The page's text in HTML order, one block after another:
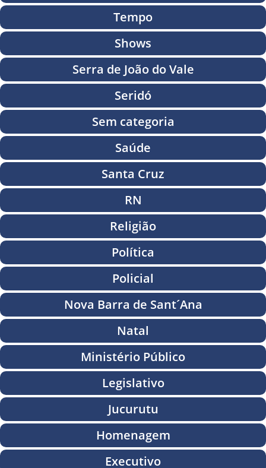
Tempo
Shows
Serra de João do Vale
Seridó
Sem categoria
Saúde
Santa Cruz
RN
Religião
Política
Policial
Nova Barra de Sant´Ana
Natal
Ministério Público
Legislativo
Jucurutu
Homenagem
Executivo